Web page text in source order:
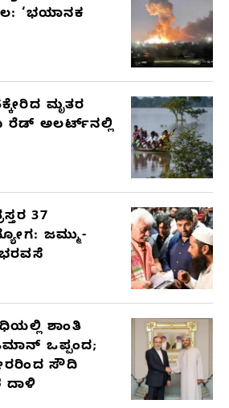
‘ಭಯಾನಕ
ಮೃತರ
ರೆಡ್ ಅಲರ್ಟ್‌ನಲ್ಲಿ
37
ಜಮ್ಮು-
ಭರವಸೆ
ಶಾಂತಿ
ಒಪ್ಪಂದ;
ಸೌದಿ
ದಾಳಿ